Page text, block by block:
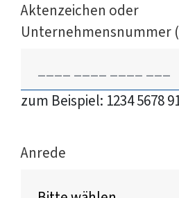
Aktenzeichen oder
Unternehmensnummer
zum Beispiel: 1234 5678
Anrede